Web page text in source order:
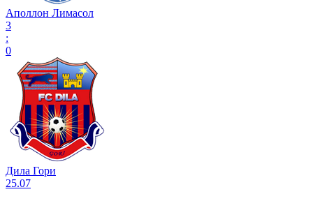
Аполлон Лимасол
3
:
0
Дила Гори
25.07